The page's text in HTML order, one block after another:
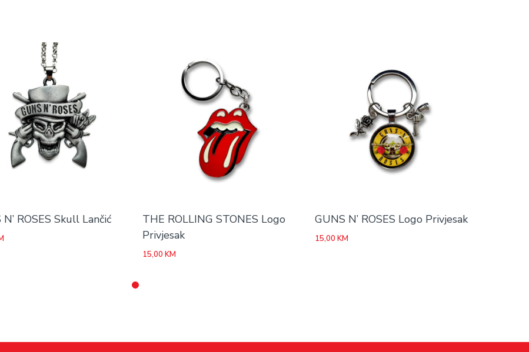
ROSES Skull Lančić
THE ROLLING STONES Logo
Privjesak
15,00 KM
GUNS N’ ROSES Logo Privjesak
15,00 KM